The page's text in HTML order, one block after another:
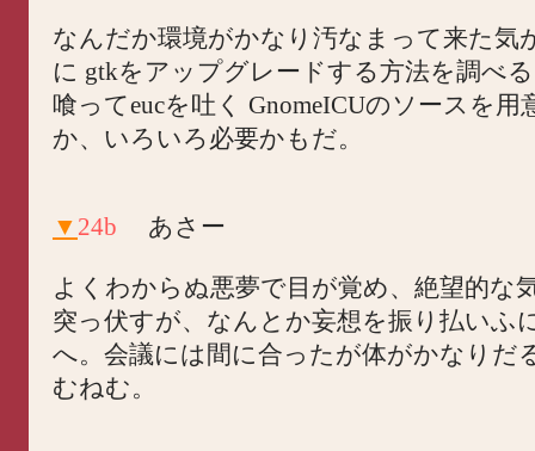
なんだか環境がかなり汚なまって来た気
に gtkをアップグレードする方法を調べ
喰ってeucを吐く GnomeICUのソースを用
か、いろいろ必要かもだ。
▼ 24b あさー
よくわからぬ悪夢で目が覚め、絶望的な
突っ伏すが、なんとか妄想を振り払いふ
へ。会議には間に合ったが体がかなりだ
むねむ。